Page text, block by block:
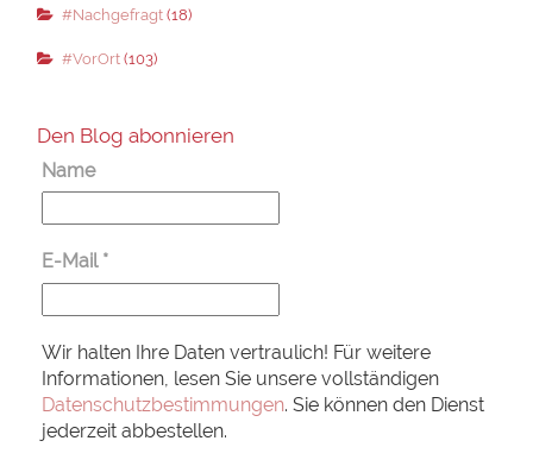
#Nachgefragt(18)
#VorOrt(103)
Den Blog abonnieren
Name
E-Mail *
Wir halten Ihre Daten vertraulich! Für weitere
Informationen, lesen Sie unsere vollständigen
Datenschutzbestimmungen. Sie können den Dienst
jederzeit abbestellen.